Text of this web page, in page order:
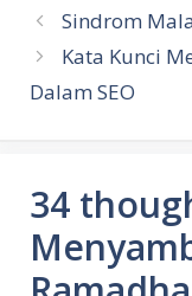
Sindrom
Kata Kunci
Dalam SEO
34